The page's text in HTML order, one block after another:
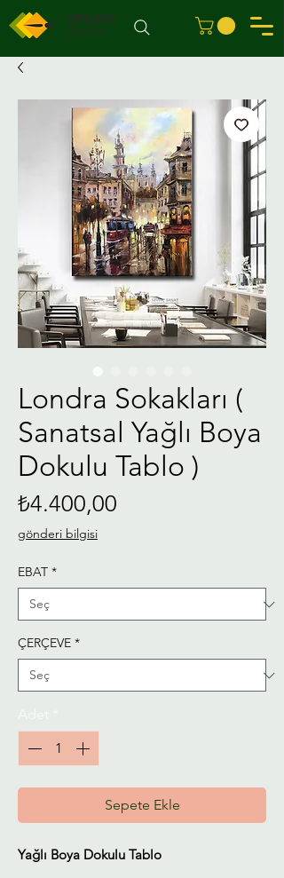
Londra Sokakları (
Sanatsal Yağlı Boya
Dokulu Tablo )
₺4.400,00
gönderi bilgisi
EBAT *
ÇERÇEVE *
Sepete Ekle
Yağlı Boya Dokulu Tablo